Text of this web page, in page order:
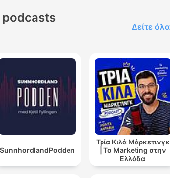
eget hamsterhjul, og giver dig
deres bud på hvordan du
kadence!
Så lyt med til Monday I’m In
Love, og giv din work-life
balance lidt fortjent kærlighed
♥️
podcasts
Δείτε όλα
SunnhordlandPodden
Τρία Κιλά Μάρκετινγκ
| Το Marketing στην
Ελλάδα